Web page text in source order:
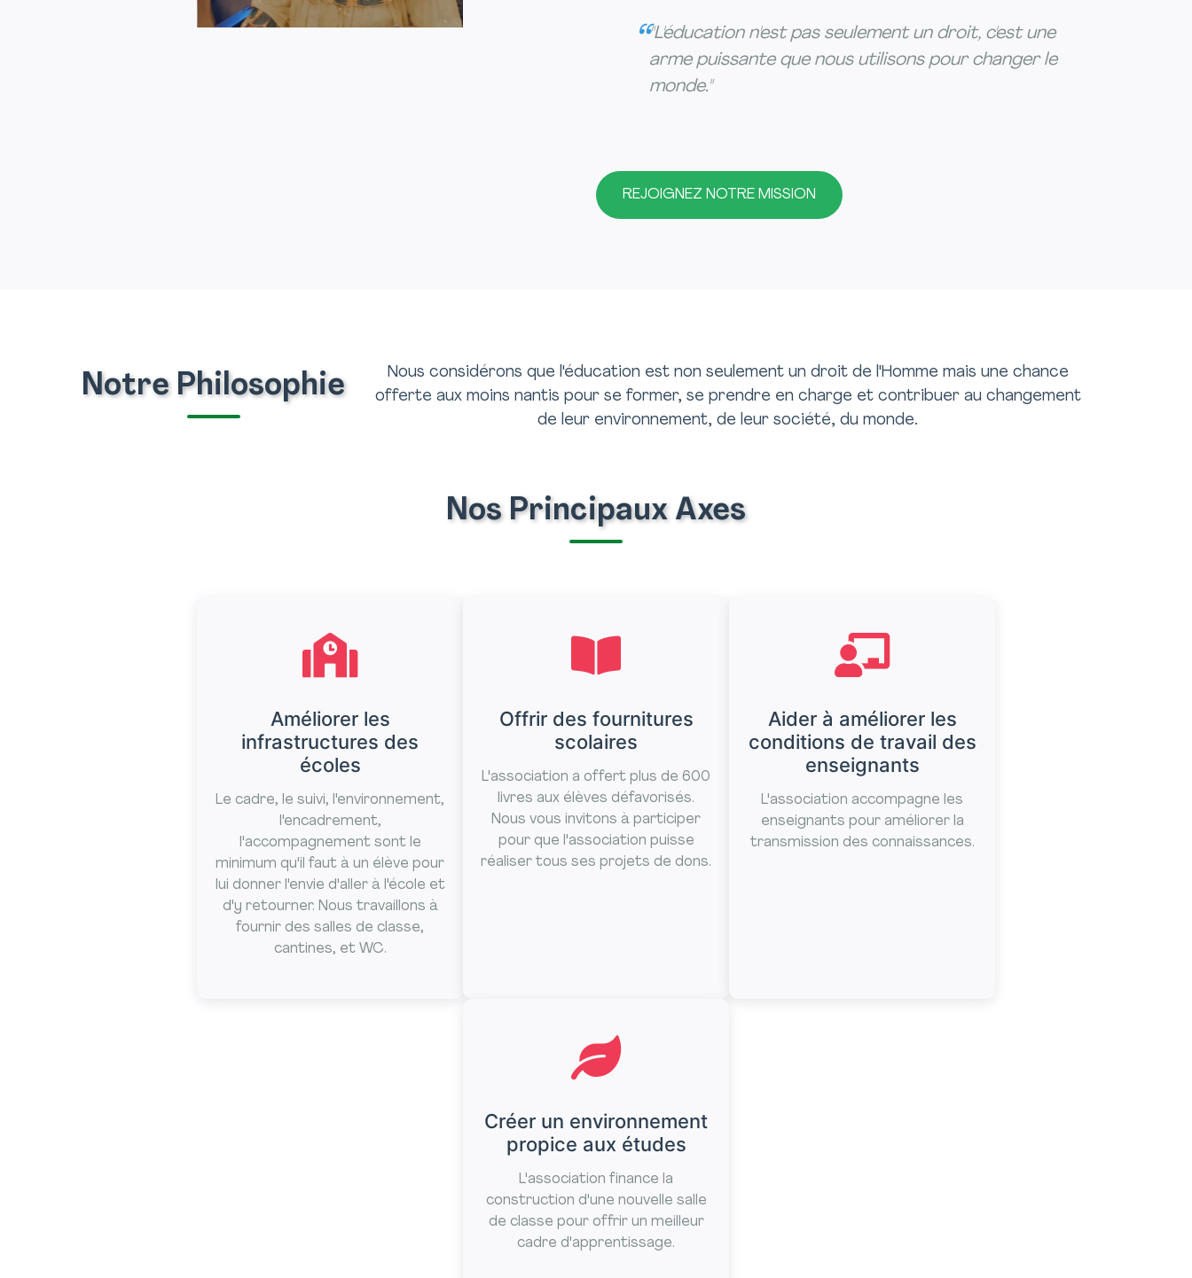
"L'éducation n'est pas seulement un droit, c'est une
arme puissante que nous utilisons pour changer le
monde."
REJOIGNEZ NOTRE MISSION
Notre Philosophie
Nous considérons que l'éducation est non seulement un droit de l'Homme mais une chance
offerte aux moins nantis pour se former, se prendre en charge et contribuer au changement
de leur environnement, de leur société, du monde.
Nos Principaux Axes
Améliorer les
infrastructures des
écoles
Le cadre, le suivi, l'environnement,
l'encadrement,
l'accompagnement sont le
minimum qu'il faut à un élève pour
lui donner l'envie d'aller à l'école et
d'y retourner. Nous travaillons à
fournir des salles de classe,
cantines, et WC.
Offrir des fournitures
scolaires
L'association a offert plus de 600
livres aux élèves défavorisés.
Nous vous invitons à participer
pour que l'association puisse
réaliser tous ses projets de dons.
Aider à améliorer les
conditions de travail des
enseignants
L'association accompagne les
enseignants pour améliorer la
transmission des connaissances.
Créer un environnement
propice aux études
L'association finance la
construction d'une nouvelle salle
de classe pour offrir un meilleur
cadre d'apprentissage.